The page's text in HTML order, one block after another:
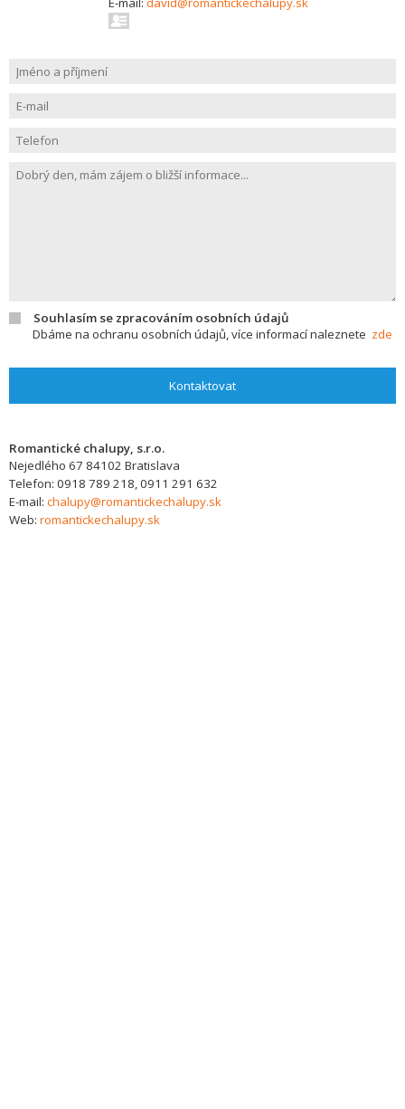
Souhlasím se zpracováním osobních údajů
Dbáme na ochranu osobních údajů, více informací naleznete zde
Kontaktovat
Romantické chalupy, s.r.o.
Nejedlého 67 84102 Bratislava
Telefon: 0918 789 218, 0911 291 632
E-mail: chalupy@romantickechalupy.sk
Web: romantickechalupy.sk